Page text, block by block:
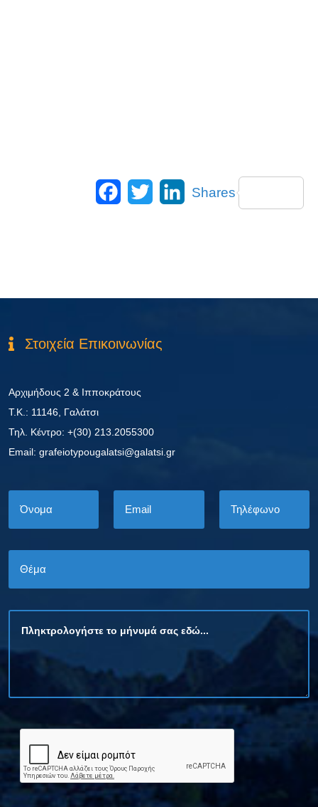
Facebook
Twitter LinkedIn
Shares
Στοιχεία Επικοινωνίας
Αρχιμήδους 2 & Ιπποκράτους
Τ.Κ.: 11146, Γαλάτσι
Τηλ. Κέντρο: +(30) 213.2055300
Εmail: grafeiotypougalatsi@galatsi.gr